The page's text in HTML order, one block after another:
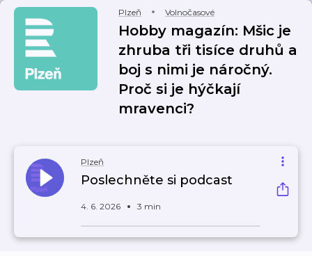
Plzeň Volnočasové
Hobby magazín: Mšic je
zhruba tři tisíce druhů a
boj s nimi je náročný.
Proč si je hýčkají
mravenci?
Plzeň
Poslechněte si podcast
4. 6. 2026 3 min